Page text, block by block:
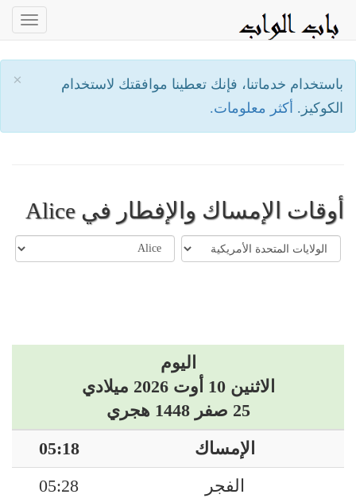
×
باستخدام خدماتنا، فإنك تعطينا موافقتك لاستخدام
الكوكيز. أكثر معلومات.
أوقات الإمساك والإفطار في Alice
اليوم
الاثنين 10 أوت 2026 ميلادي
25 صفر 1448 هجري
الإمساك
05:18
الفجر
05:28